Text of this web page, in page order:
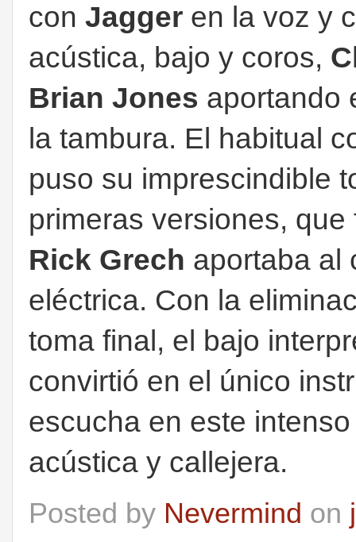
con Jagger en la voz y
acústica, bajo y coros,
Brian Jones aportando
la tambura. El habitual
puso su imprescindible
primeras versiones,
Rick Grech aportaba al
eléctrica. Con la
toma final, el bajo
convirtió en el único
escucha en este
acústica y callejera.
Posted by Nevermind on